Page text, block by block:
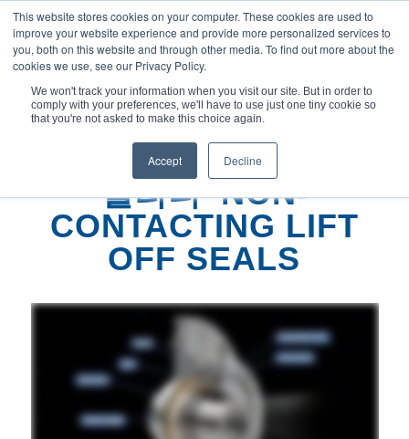
This website stores cookies on your computer. These cookies are used to
improve your website experience and provide more personalized services to
you, both on this website and through other media. To find out more about the
cookies we use, see our Privacy Policy.
We won't track your information when you visit our site. But in order to
comply with your preferences, we'll have to use just one tiny cookie so
that you're not asked to make this choice again.
Accept Decline
현재 위치: 홈 / Qualiseal® 비접촉식 ...
퀄리티 NON-
CONTACTING LIFT
OFF SEALS